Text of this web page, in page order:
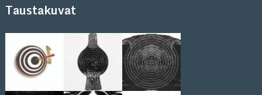
Taustakuvat